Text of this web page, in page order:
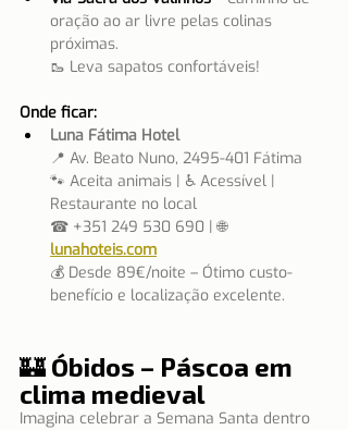
oração ao ar livre pelas colinas
próximas.
🥾 Leva sapatos confortáveis!
Onde ficar:
Luna Fátima Hotel
📍 Av. Beato Nuno, 2495-401 Fátima
🐾 Aceita animais | ♿ Acessível |
Restaurante no local
☎ +351 249 530 690 | 🌐
lunahoteis.com
💰 Desde 89€/noite – Ótimo custo-
benefício e localização excelente.
🏰 Óbidos – Páscoa em
clima medieval
Imagina celebrar a Semana Santa dentro